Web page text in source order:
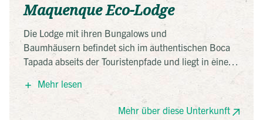
Maquenque Eco-Lodge
Die Lodge mit ihren Bungalows und
Baumhäusern befindet sich im authentischen Boca
Tapada abseits der Touristenpfade und liegt in einem
gemischten National Wildlife Refuge mit mehr als 50
000 Hektar Fläche, begrenzt von Feuchtgebieten und
dem San Carlos Fluss. Aktivitäten sind unter anderem
Mehr lesen
Mehr über diese Unterkunft